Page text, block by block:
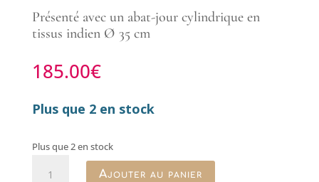
Présenté avec un abat-jour cylindrique en
tissus indien Ø 35 cm
185.00€
Plus que 2 en stock
Plus que 2 en stock
Ajouter au panier